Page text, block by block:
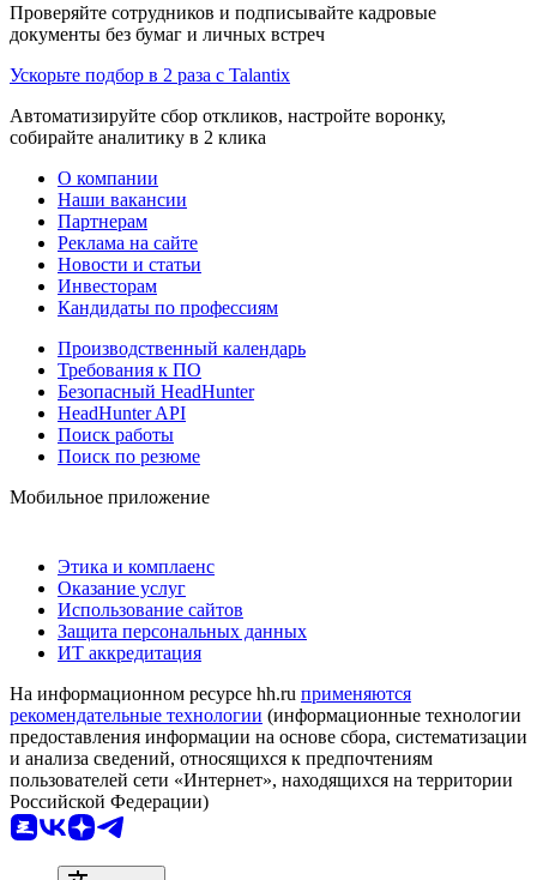
Проверяйте сотрудников и подписывайте кадровые
документы без бумаг и личных встреч
Ускорьте подбор в 2 раза с Talantix
Автоматизируйте сбор откликов, настройте воронку,
собирайте аналитику в 2 клика
О компании
Наши вакансии
Партнерам
Реклама на сайте
Новости и статьи
Инвесторам
Кандидаты по профессиям
Производственный календарь
Требования к ПО
Безопасный HeadHunter
HeadHunter API
Поиск работы
Поиск по резюме
Мобильное приложение
Этика и комплаенс
Оказание услуг
Использование сайтов
Защита персональных данных
ИТ аккредитация
На информационном ресурсе hh.ru применяются
рекомендательные технологии (информационные технологии
предоставления информации на основе сбора, систематизации
и анализа сведений, относящихся к предпочтениям
пользователей сети «Интернет», находящихся на территории
Российской Федерации)